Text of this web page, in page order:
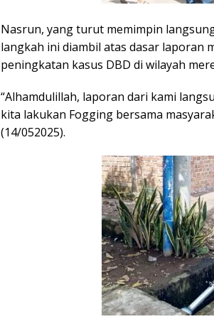
Nasrun, yang turut memimpin
langkah ini diambil atas dasar laporan
peningkatan kasus DBD di wilayah
“Alhamdulillah, laporan dari kami
kita lakukan Fogging bersama
(14/052025).